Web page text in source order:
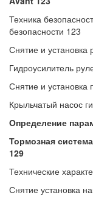
Техника
безопасности 123
Снятие и установка
Гидроусилитель
Снятие и установка
Крыльчатый насос
Определение
Тормозная
129
Технические
Снятие установка